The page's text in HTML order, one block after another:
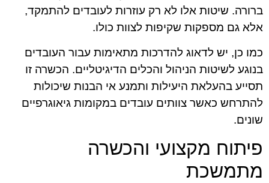
ברורה. שיטות אלו לא רק עוזרות לעובדים להתמקד,
אלא גם מספקות שקיפות לצוות כולו.
כמו כן, יש לדאוג להדרכות מתאימות עבור העובדים
בנוגע לשיטות הניהול והכלים הדיגיטליים. הכשרה זו
תסייע בהעלאת היעילות ותמנע אי הבנות שיכולות
להתרחש כאשר צוותים עובדים במקומות גיאוגרפיים
שונים.
פיתוח מקצועי והכשרה
מתמשכת